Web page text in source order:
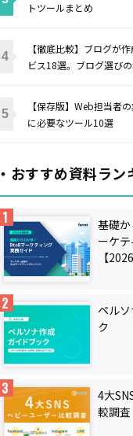
トツールまとめ
【徹底比較】ブログが
ビス18選。ブログ選び
【保存版】Web担当者
に必要なツール10選
・おすすめ資料ラン
基礎
ーケ
【
ペル
ク
4大
較調査